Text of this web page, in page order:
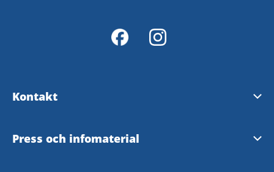
Kontakt
Kontakt Billingen Skövde
Press och infomaterial